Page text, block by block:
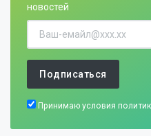
новостей
Подписаться
Принимаю условия